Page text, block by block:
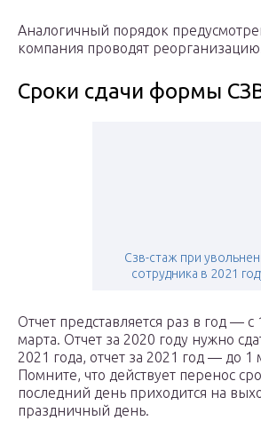
Аналогичный порядок
компания проводят
Сроки сдачи формы
Сзв-стаж при
сотрудника в 2021
Отчет представляется раз в год — с
марта. Отчет за 2020 году нужно
2021 года, отчет за 2021 год — до 1
Помните, что действует перенос
последний день приходится на
праздничный день.